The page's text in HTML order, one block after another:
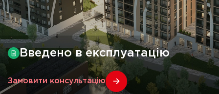
Введено в експлуатацію
Замовити консультацію